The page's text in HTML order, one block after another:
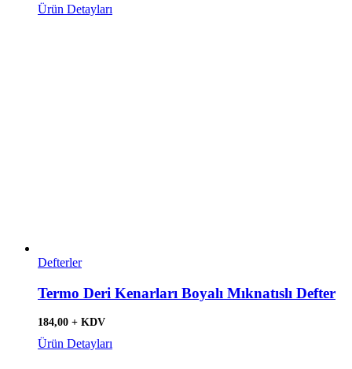
Ürün Detayları
Defterler
Termo Deri Kenarları Boyalı Mıknatıslı Defter
184,00 + KDV
Ürün Detayları